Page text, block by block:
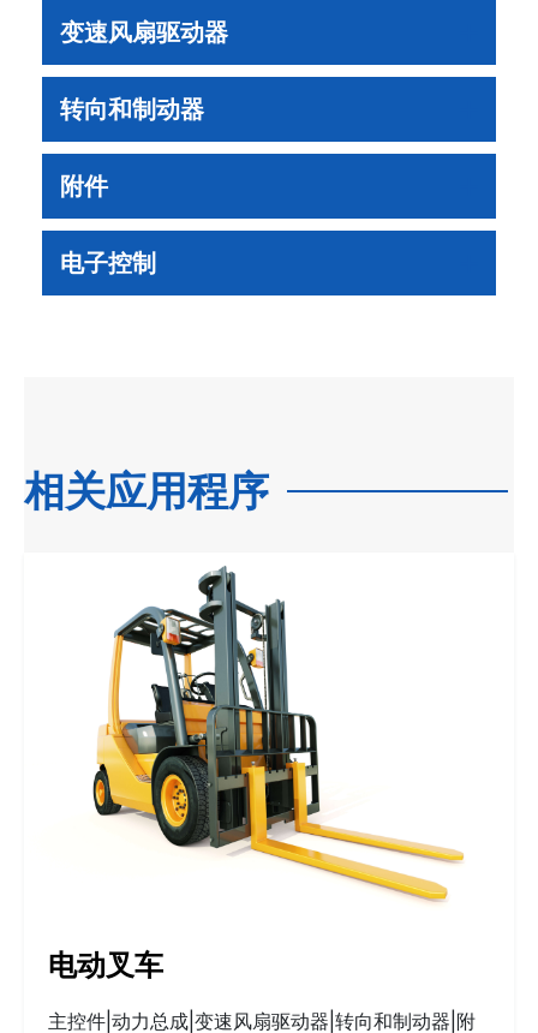
变速风扇驱动器
转向和制动器
附件
电子控制
相关应用程序
电动叉车
主控件|动力总成|变速风扇驱动器|转向和制动器|附